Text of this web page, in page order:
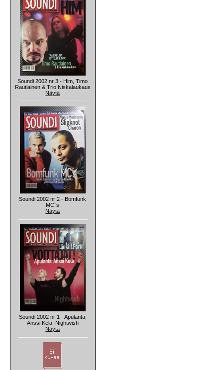
Soundi 2002 nr 3 - Him, Timo
Rautiainen & Trio Niskalaukaus
Näytä
Soundi 2002 nr 2 - Bomfunk
MC`s
Näytä
Soundi 2002 nr 1 - Apulanta,
Anssi Kela, Nightwish
Näytä